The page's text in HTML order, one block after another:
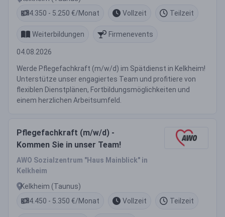
4.350 - 5.250 €/Monat
Vollzeit Teilzeit
Weiterbildungen Firmenevents
04.08.2026
Werde Pflegefachkraft (m/w/d) im Spätdienst in Kelkheim!
Unterstütze unser engagiertes Team und profitiere von
flexiblen Dienstplänen, Fortbildungsmöglichkeiten und
einem herzlichen Arbeitsumfeld.
Pflegefachkraft (m/w/d) -
Kommen Sie in unser Team!
AWO Sozialzentrum "Haus Mainblick" in
Kelkheim
Kelkheim (Taunus)
4.450 - 5.350 €/Monat
Vollzeit Teilzeit